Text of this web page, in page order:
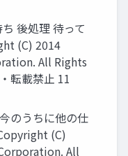
後処理 待って
(C) 2014
All Rights
転載禁止 11
のうちに他の仕
(C)
All